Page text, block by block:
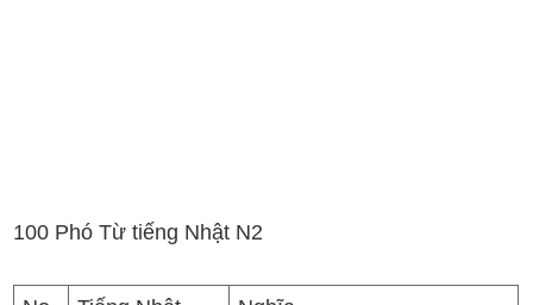
100 Phó Từ tiếng Nhật N2